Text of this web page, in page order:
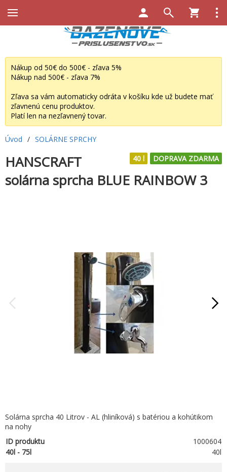
Nákup od 50€ do 500€ - zľava 5%
Nákup nad 500€ - zľava 7%
Zľava sa vám automaticky odráta v košíku kde už budete mať
zľavnenú cenu produktov.
Platí len na nezľavnený tovar.
Úvod / SOLÁRNE SPRCHY
DOPRAVA ZDARMA
40 l
HANSCRAFT
solárna sprcha BLUE RAINBOW 3
Solárna sprcha 40 Litrov - AL (hliníková) s batériou a kohútikom
na nohy
ID produktu
1000604
40l - 75l
40l